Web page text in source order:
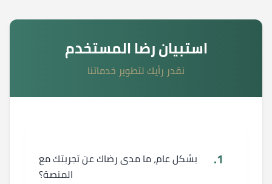
استبيان رضا المستخدم
نقدر رأيك لتطوير خدماتنا
1.
بشكل عام، ما مدى رضاك عن تجربتك مع
المنصة؟